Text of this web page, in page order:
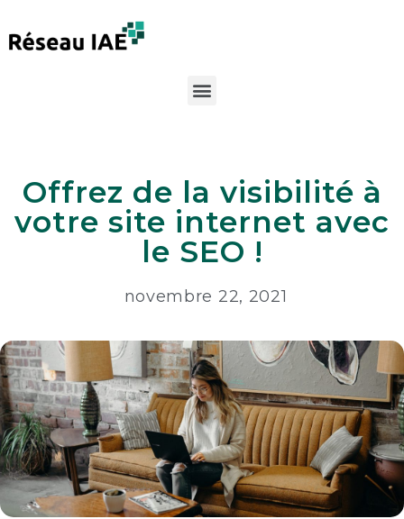
Offrez de la visibilité à
votre site internet avec
le SEO !
novembre 22, 2021